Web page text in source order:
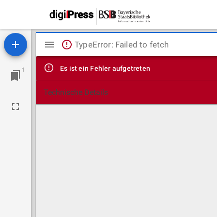
1
Mirador
Viewer
TypeError: Failed to fetch
Es ist ein Fehler aufgetreten
Technische Details